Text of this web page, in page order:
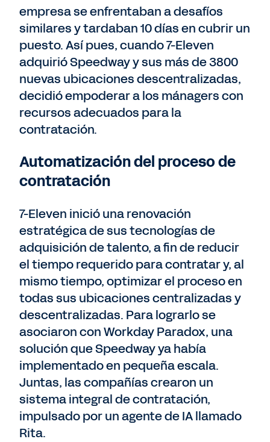
empresa se enfrentaban a desafíos
similares y tardaban 10 días en cubrir un
puesto. Así pues, cuando 7-Eleven
adquirió Speedway y sus más de 3800
nuevas ubicaciones descentralizadas,
decidió empoderar a los mánagers con
recursos adecuados para la
contratación.
Automatización del proceso de
contratación
7-Eleven inició una renovación
estratégica de sus tecnologías de
adquisición de talento, a fin de reducir
el tiempo requerido para contratar y, al
mismo tiempo, optimizar el proceso en
todas sus ubicaciones centralizadas y
descentralizadas. Para lograrlo se
asociaron con Workday Paradox, una
solución que Speedway ya había
implementado en pequeña escala.
Juntas, las compañías crearon un
sistema integral de contratación,
impulsado por un agente de IA llamado
Rita.